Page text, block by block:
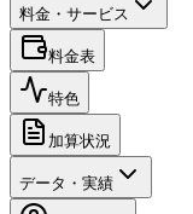
料金・サービス
料金表
特色
加算状況
データ・実績